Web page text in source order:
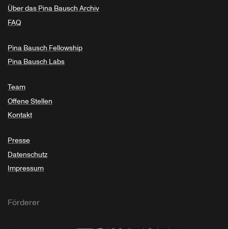
Über das Pina Bausch Archiv
FAQ
Pina Bausch Fellowship
Pina Bausch Labs
Team
Offene Stellen
Kontakt
Presse
Datenschutz
Impressum
Förderer